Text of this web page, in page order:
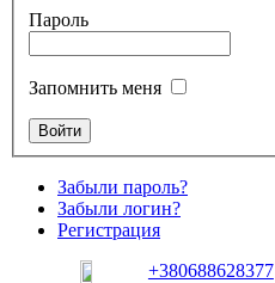
Пароль
Запомнить меня
Забыли пароль?
Забыли логин?
Регистрация
+380688628377